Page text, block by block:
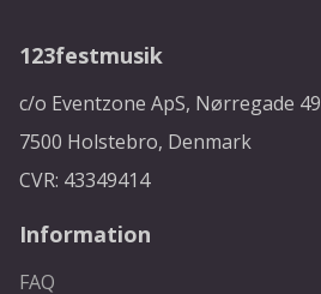
123festmusik
c/o Eventzone ApS, Nørregade 49
7500 Holstebro, Denmark
CVR: 43349414
Information
FAQ